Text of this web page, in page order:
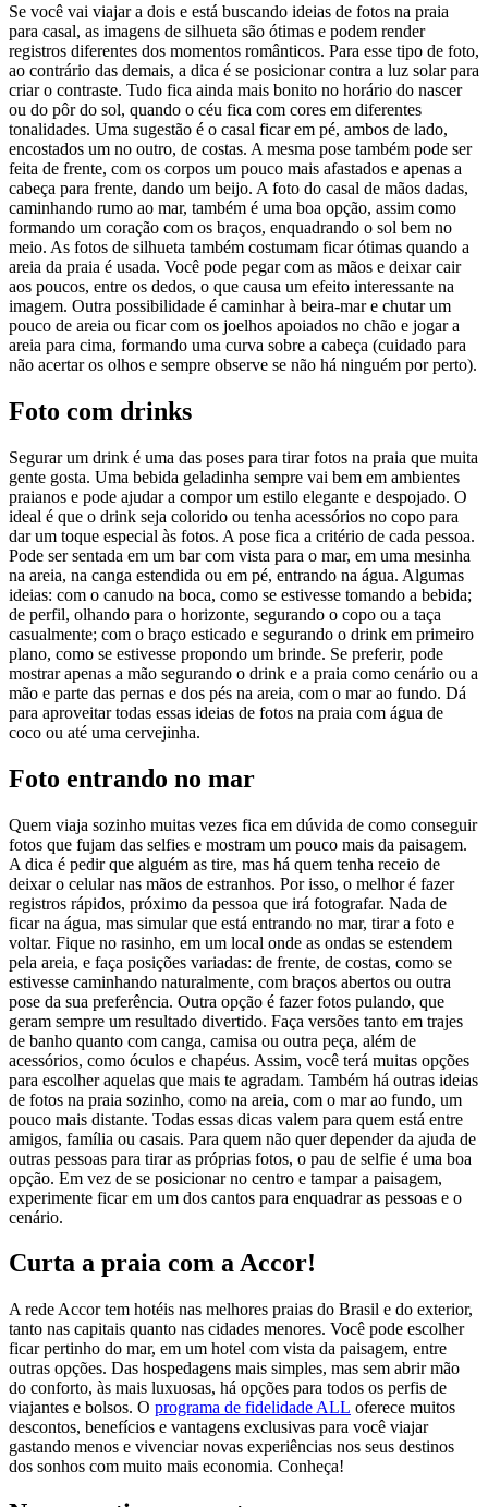
Se você vai viajar a dois e está buscando ideias de fotos na praia
para casal, as imagens de silhueta são ótimas e podem render
registros diferentes dos momentos românticos. Para esse tipo de foto,
ao contrário das demais, a dica é se posicionar contra a luz solar para
criar o contraste. Tudo fica ainda mais bonito no horário do nascer
ou do pôr do sol, quando o céu fica com cores em diferentes
tonalidades. Uma sugestão é o casal ficar em pé, ambos de lado,
encostados um no outro, de costas. A mesma pose também pode ser
feita de frente, com os corpos um pouco mais afastados e apenas a
cabeça para frente, dando um beijo. A foto do casal de mãos dadas,
caminhando rumo ao mar, também é uma boa opção, assim como
formando um coração com os braços, enquadrando o sol bem no
meio. As fotos de silhueta também costumam ficar ótimas quando a
areia da praia é usada. Você pode pegar com as mãos e deixar cair
aos poucos, entre os dedos, o que causa um efeito interessante na
imagem. Outra possibilidade é caminhar à beira-mar e chutar um
pouco de areia ou ficar com os joelhos apoiados no chão e jogar a
areia para cima, formando uma curva sobre a cabeça (cuidado para
não acertar os olhos e sempre observe se não há ninguém por perto).
Foto com drinks
Segurar um drink é uma das poses para tirar fotos na praia que muita
gente gosta. Uma bebida geladinha sempre vai bem em ambientes
praianos e pode ajudar a compor um estilo elegante e despojado. O
ideal é que o drink seja colorido ou tenha acessórios no copo para
dar um toque especial às fotos. A pose fica a critério de cada pessoa.
Pode ser sentada em um bar com vista para o mar, em uma mesinha
na areia, na canga estendida ou em pé, entrando na água. Algumas
ideias: com o canudo na boca, como se estivesse tomando a bebida;
de perfil, olhando para o horizonte, segurando o copo ou a taça
casualmente; com o braço esticado e segurando o drink em primeiro
plano, como se estivesse propondo um brinde. Se preferir, pode
mostrar apenas a mão segurando o drink e a praia como cenário ou a
mão e parte das pernas e dos pés na areia, com o mar ao fundo. Dá
para aproveitar todas essas ideias de fotos na praia com água de
coco ou até uma cervejinha.
Foto entrando no mar
Quem viaja sozinho muitas vezes fica em dúvida de como conseguir
fotos que fujam das selfies e mostram um pouco mais da paisagem.
A dica é pedir que alguém as tire, mas há quem tenha receio de
deixar o celular nas mãos de estranhos. Por isso, o melhor é fazer
registros rápidos, próximo da pessoa que irá fotografar. Nada de
ficar na água, mas simular que está entrando no mar, tirar a foto e
voltar. Fique no rasinho, em um local onde as ondas se estendem
pela areia, e faça posições variadas: de frente, de costas, como se
estivesse caminhando naturalmente, com braços abertos ou outra
pose da sua preferência. Outra opção é fazer fotos pulando, que
geram sempre um resultado divertido. Faça versões tanto em trajes
de banho quanto com canga, camisa ou outra peça, além de
acessórios, como óculos e chapéus. Assim, você terá muitas opções
para escolher aquelas que mais te agradam. Também há outras ideias
de fotos na praia sozinho, como na areia, com o mar ao fundo, um
pouco mais distante. Todas essas dicas valem para quem está entre
amigos, família ou casais. Para quem não quer depender da ajuda de
outras pessoas para tirar as próprias fotos, o pau de selfie é uma boa
opção. Em vez de se posicionar no centro e tampar a paisagem,
experimente ficar em um dos cantos para enquadrar as pessoas e o
cenário.
Curta a praia com a Accor!
A rede Accor tem hotéis nas melhores praias do Brasil e do exterior,
tanto nas capitais quanto nas cidades menores. Você pode escolher
ficar pertinho do mar, em um hotel com vista da paisagem, entre
outras opções. Das hospedagens mais simples, mas sem abrir mão
do conforto, às mais luxuosas, há opções para todos os perfis de
viajantes e bolsos. O programa de fidelidade ALL oferece muitos
descontos, benefícios e vantagens exclusivas para você viajar
gastando menos e vivenciar novas experiências nos seus destinos
dos sonhos com muito mais economia. Conheça!